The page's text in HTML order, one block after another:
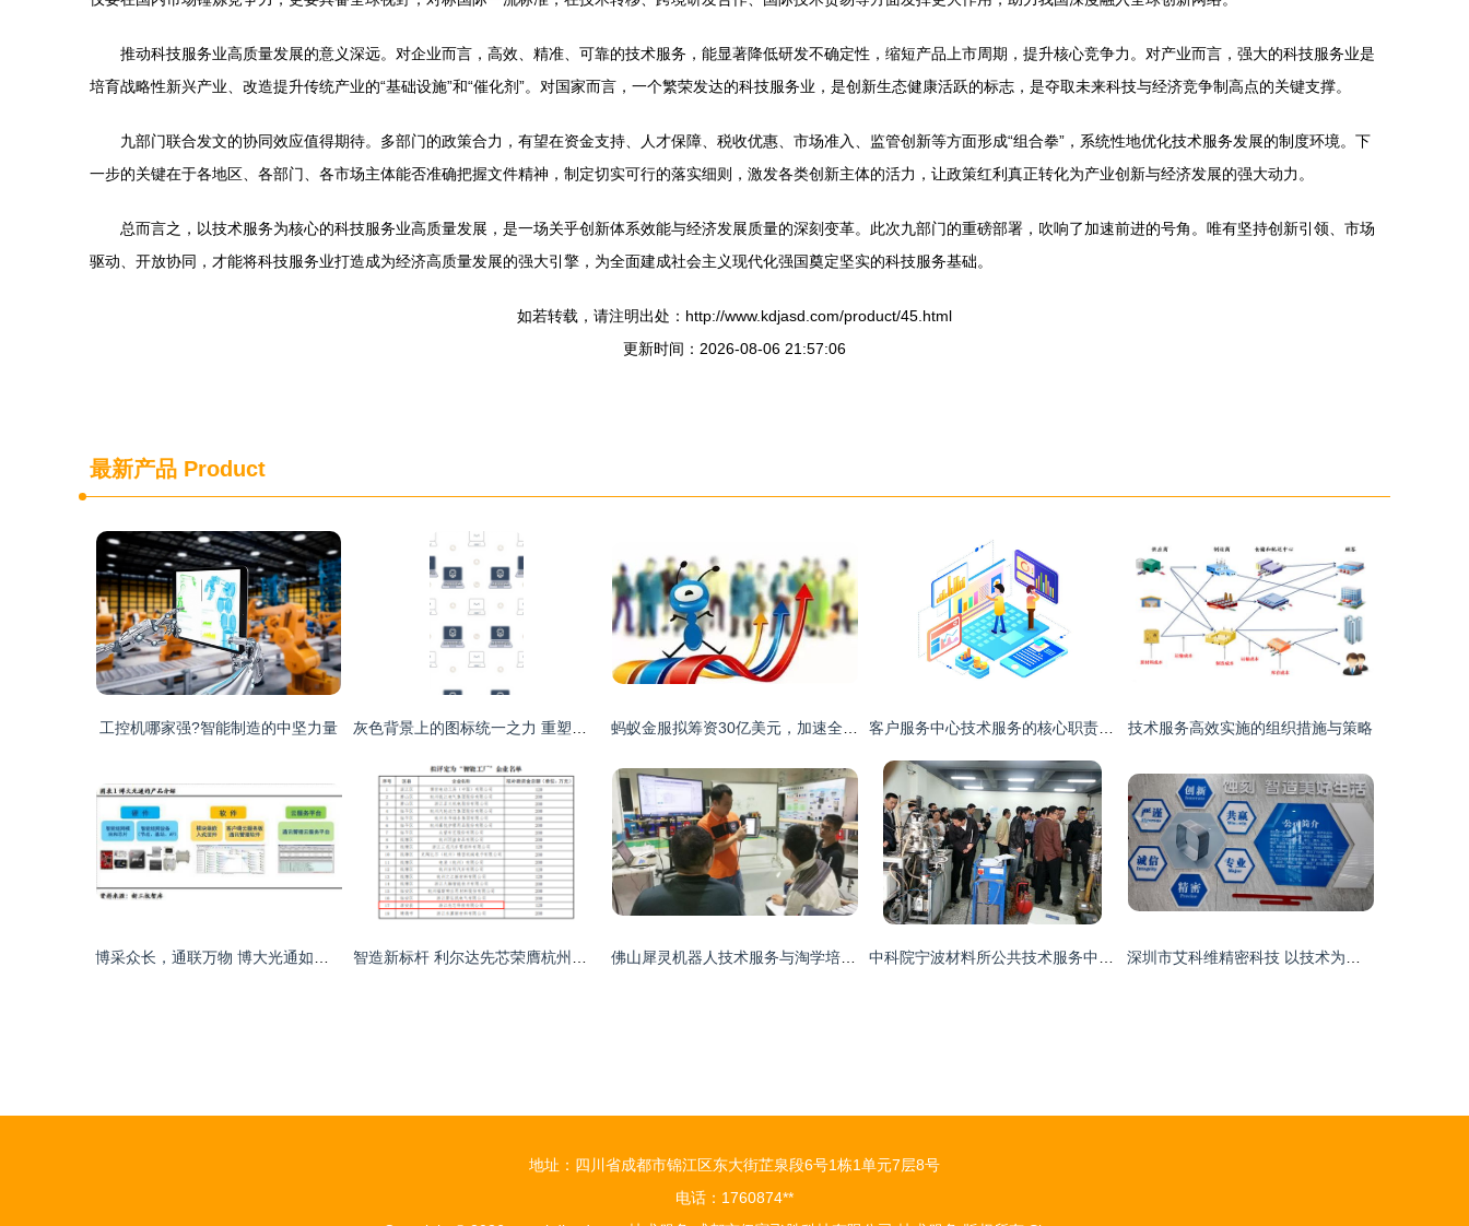
推动科技服务业高质量发展的意义深远。对企业而言，高效、精准、可靠的技术服务，能显著降低研发不确定性，缩短产品上市周期，提升核心竞争力。对产业而言，强大的科技服务业是
培育战略性新兴产业、改造提升传统产业的“基础设施”和“催化剂”。对国家而言，一个繁荣发达的科技服务业，是创新生态健康活跃的标志，是夺取未来科技与经济竞争制高点的关键支撑。
九部门联合发文的协同效应值得期待。多部门的政策合力，有望在资金支持、人才保障、税收优惠、市场准入、监管创新等方面形成“组合拳”，系统性地优化技术服务发展的制度环境。下
一步的关键在于各地区、各部门、各市场主体能否准确把握文件精神，制定切实可行的落实细则，激发各类创新主体的活力，让政策红利真正转化为产业创新与经济发展的强大动力。
总而言之，以技术服务为核心的科技服务业高质量发展，是一场关乎创新体系效能与经济发展质量的深刻变革。此次九部门的重磅部署，吹响了加速前进的号角。唯有坚持创新引领、市场
驱动、开放协同，才能将科技服务业打造成为经济高质量发展的强大引擎，为全面建成社会主义现代化强国奠定坚实的科技服务基础。
如若转载，请注明出处：http://www.kdjasd.com/product/45.html
更新时间：2026-08-06 21:57:06
最新产品 Product
工控机哪家强?智能制造的中坚力量 技术服务高效实施的组织措施与策略
地址：四川省成都市锦江区东大街芷泉段6号1栋1单元7层8号
电话：1760874**